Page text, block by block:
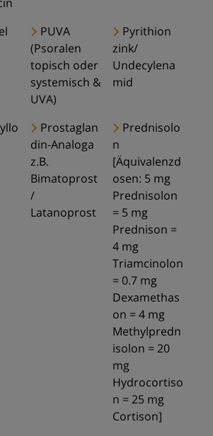
PUVA
(Psoralen
topisch oder
systemisch &
UVA)
Pyrithion
zink/
Undecylena
mid
Prostaglan
din-Analoga
z.B.
Bimatoprost
/
Latanoprost
Prednisolo
n
[Äquivalenzd
osen: 5 mg
Prednisolon
= 5 mg
Prednison =
4 mg
Triamcinolon
= 0.7 mg
Dexamethas
on = 4 mg
Methylpredn
isolon = 20
mg
Hydrocortiso
n = 25 mg
Cortison]